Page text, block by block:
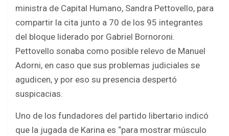
ministra de Capital Humano, Sandra Pettovello, para
compartir la cita junto a 70 de los 95 integrantes
del bloque liderado por Gabriel Bornoroni.
Pettovello sonaba como posible relevo de Manuel
Adorni, en caso que sus problemas judiciales se
agudicen, y por eso su presencia despertó
suspicacias.
Uno de los fundadores del partido libertario indicó
que la jugada de Karina es “para mostrar músculo